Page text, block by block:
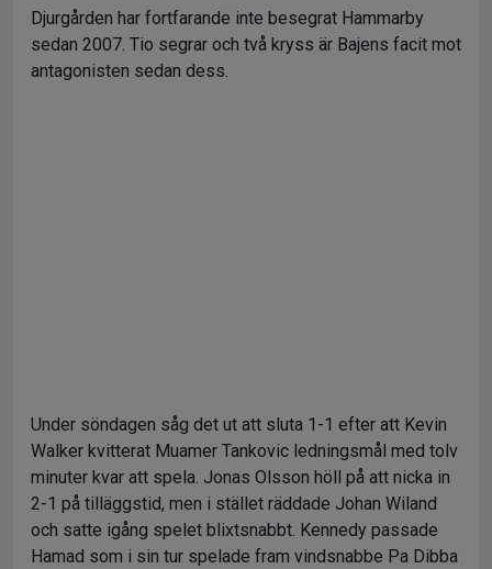
Djurgården har fortfarande inte besegrat Hammarby
sedan 2007. Tio segrar och två kryss är Bajens facit mot
antagonisten sedan dess.
Under söndagen såg det ut att sluta 1-1 efter att Kevin
Walker kvitterat Muamer Tankovic ledningsmål med tolv
minuter kvar att spela. Jonas Olsson höll på att nicka in
2-1 på tilläggstid, men i stället räddade Johan Wiland
och satte igång spelet blixtsnabbt. Kennedy passade
Hamad som i sin tur spelade fram vindsnabbe Pa Dibba